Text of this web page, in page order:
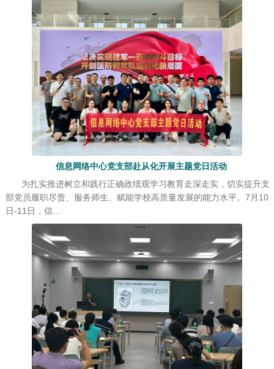
信息网络中心党支部赴从化开展主题党日活动
为扎实推进树立和践行正确政绩观学习教育走深走实，切实提升支
部党员履职尽责、服务师生、赋能学校高质量发展的能力水平。7月10
日-11日，信...